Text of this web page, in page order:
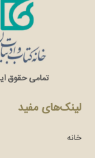
تمامی حقوق
لینک‌های مفید
خانه